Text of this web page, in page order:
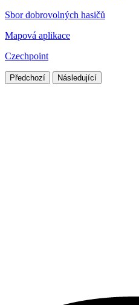
Sbor dobrovolných hasičů
Mapová aplikace
Czechpoint
Předchozí Následující